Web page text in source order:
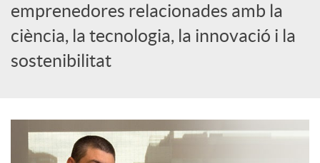
i
a
l
emprenedores relacionades amb la
ciència, la tecnologia, la innovació i la
sostenibilitat